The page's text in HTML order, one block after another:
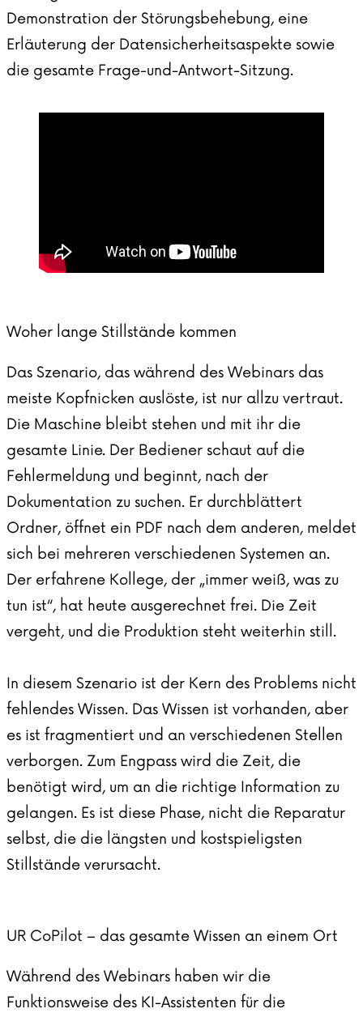
Demonstration der Störungsbehebung, eine
Erläuterung der Datensicherheitsaspekte sowie
die gesamte Frage-und-Antwort-Sitzung.
Woher lange Stillstände kommen
Das Szenario, das während des Webinars das
meiste Kopfnicken auslöste, ist nur allzu vertraut.
Die Maschine bleibt stehen und mit ihr die
gesamte Linie. Der Bediener schaut auf die
Fehlermeldung und beginnt, nach der
Dokumentation zu suchen. Er durchblättert
Ordner, öffnet ein PDF nach dem anderen, meldet
sich bei mehreren verschiedenen Systemen an.
Der erfahrene Kollege, der „immer weiß, was zu
tun ist“, hat heute ausgerechnet frei. Die Zeit
vergeht, und die Produktion steht weiterhin still.
In diesem Szenario ist der Kern des Problems nicht
fehlendes Wissen. Das Wissen ist vorhanden, aber
es ist fragmentiert und an verschiedenen Stellen
verborgen. Zum Engpass wird die Zeit, die
benötigt wird, um an die richtige Information zu
gelangen. Es ist diese Phase, nicht die Reparatur
selbst, die die längsten und kostspieligsten
Stillstände verursacht.
UR CoPilot – das gesamte Wissen an einem Ort
Während des Webinars haben wir die
Funktionsweise des KI-Assistenten für die